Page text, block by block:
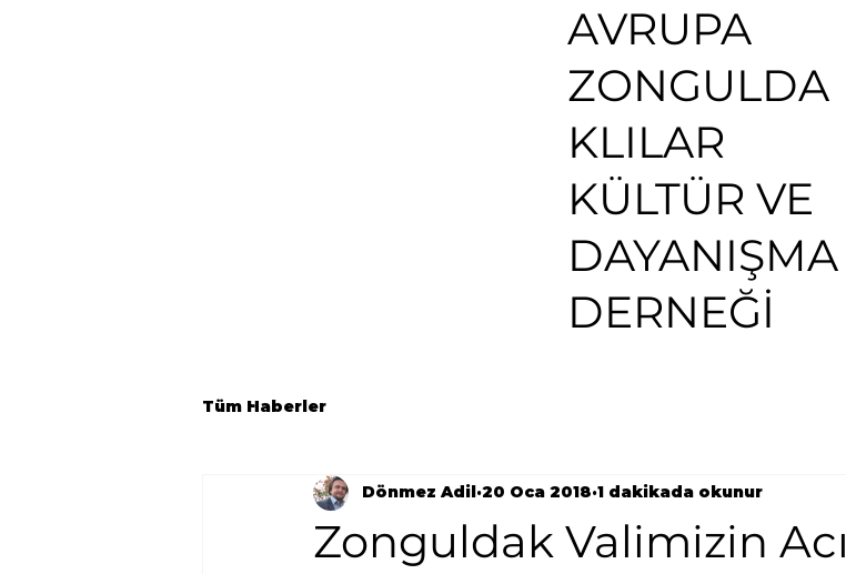
AVRUPA
ZONGULDA
KLILAR
KÜLTÜR VE
DAYANIŞMA
DERNEĞİ
Tüm Haberler
Zonguldak Valimizin Acı
Dönmez Adil 20 Oca 2018 1 dakikada okunur